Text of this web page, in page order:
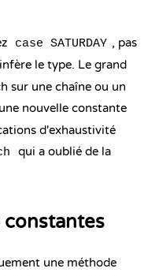
case SATURDAY , pas
le type. Le grand
sur une chaîne ou un
nouvelle constante
d'exhaustivité
qui a oublié de la
constantes
une méthode